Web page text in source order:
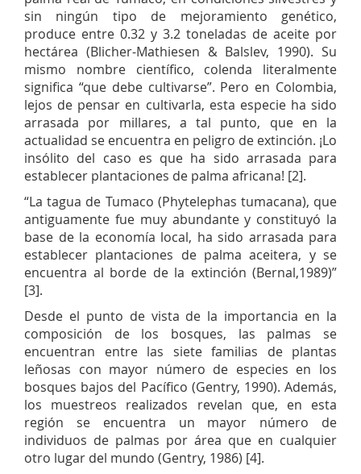
sin ningún tipo de mejoramiento genético,
produce entre 0.32 y 3.2 toneladas de aceite por
hectárea (Blicher-Mathiesen & Balslev, 1990). Su
mismo nombre científico, colenda literalmente
significa “que debe cultivarse”. Pero en Colombia,
lejos de pensar en cultivarla, esta especie ha sido
arrasada por millares, a tal punto, que en la
actualidad se encuentra en peligro de extinción. ¡Lo
insólito del caso es que ha sido arrasada para
establecer plantaciones de palma africana! [2].
“La tagua de Tumaco (Phytelephas tumacana), que
antiguamente fue muy abundante y constituyó la
base de la economía local, ha sido arrasada para
establecer plantaciones de palma aceitera, y se
encuentra al borde de la extinción (Bernal,1989)”
[3].
Desde el punto de vista de la importancia en la
composición de los bosques, las palmas se
encuentran entre las siete familias de plantas
leñosas con mayor número de especies en los
bosques bajos del Pacífico (Gentry, 1990). Además,
los muestreos realizados revelan que, en esta
región se encuentra un mayor número de
individuos de palmas por área que en cualquier
otro lugar del mundo (Gentry, 1986) [4].